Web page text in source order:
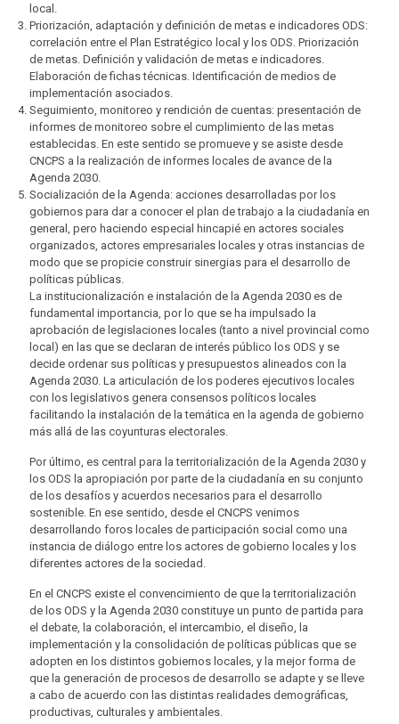
local.
Priorización, adaptación y definición de metas e indicadores ODS:
correlación entre el Plan Estratégico local y los ODS. Priorización
de metas. Definición y validación de metas e indicadores.
Elaboración de fichas técnicas. Identificación de medios de
implementación asociados.
Seguimiento, monitoreo y rendición de cuentas: presentación de
informes de monitoreo sobre el cumplimiento de las metas
establecidas. En este sentido se promueve y se asiste desde
CNCPS a la realización de informes locales de avance de la
Agenda 2030.
Socialización de la Agenda: acciones desarrolladas por los
gobiernos para dar a conocer el plan de trabajo a la ciudadanía en
general, pero haciendo especial hincapié en actores sociales
organizados, actores empresariales locales y otras instancias de
modo que se propicie construir sinergias para el desarrollo de
políticas públicas.
La institucionalización e instalación de la Agenda 2030 es de
fundamental importancia, por lo que se ha impulsado la
aprobación de legislaciones locales (tanto a nivel provincial como
local) en las que se declaran de interés público los ODS y se
decide ordenar sus políticas y presupuestos alineados con la
Agenda 2030. La articulación de los poderes ejecutivos locales
con los legislativos genera consensos políticos locales
facilitando la instalación de la temática en la agenda de gobierno
más allá de las coyunturas electorales.
Por último, es central para la territorialización de la Agenda 2030 y
los ODS la apropiación por parte de la ciudadanía en su conjunto
de los desafíos y acuerdos necesarios para el desarrollo
sostenible. En ese sentido, desde el CNCPS venimos
desarrollando foros locales de participación social como una
instancia de diálogo entre los actores de gobierno locales y los
diferentes actores de la sociedad.
En el CNCPS existe el convencimiento de que la territorialización
de los ODS y la Agenda 2030 constituye un punto de partida para
el debate, la colaboración, el intercambio, el diseño, la
implementación y la consolidación de políticas públicas que se
adopten en los distintos gobiernos locales, y la mejor forma de
que la generación de procesos de desarrollo se adapte y se lleve
a cabo de acuerdo con las distintas realidades demográficas,
productivas, culturales y ambientales.